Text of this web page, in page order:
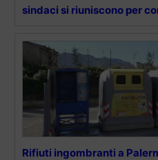
sindaci si riuniscono per
Rifiuti ingombranti a